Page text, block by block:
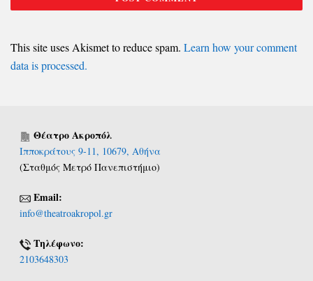
This site uses Akismet to reduce spam. Learn how your comment
data is processed.
Θέατρο Ακροπόλ
Ιπποκράτους 9-11, 10679, Αθήνα
(Σταθμός Μετρό Πανεπιστήμιο)
Email:
info@theatroakropol.gr
Τηλέφωνο:
2103648303